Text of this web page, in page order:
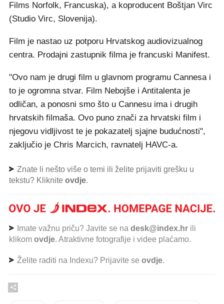
Films Norfolk, Francuska), a koproducent Boštjan Virc
(Studio Virc, Slovenija).
Film je nastao uz potporu Hrvatskog audiovizualnog
centra. Prodajni zastupnik filma je francuski Manifest.
"Ovo nam je drugi film u glavnom programu Cannesa i
to je ogromna stvar. Film Nebojše i Antitalenta je
odličan, a ponosni smo što u Cannesu ima i drugih
hrvatskih filmaša. Ovo puno znači za hrvatski film i
njegovu vidljivost te je pokazatelj sjajne budućnosti",
zaključio je Chris Marcich, ravnatelj HAVC-a.
Znate li nešto više o temi ili želite prijaviti grešku u
tekstu? Kliknite ovdje.
Imate važnu priču? Javite se na desk@index.hr ili
klikom ovdje. Atraktivne fotografije i videe plaćamo.
Želite raditi na Indexu? Prijavite se ovdje.